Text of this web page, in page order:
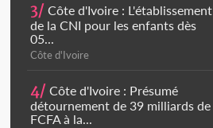
3/ Côte d'Ivoire : L'établissement
de la CNI pour les enfants dès
05...
Côte d'Ivoire
4/ Côte d'Ivoire : Présumé
détournement de 39 milliards de
FCFA à la...